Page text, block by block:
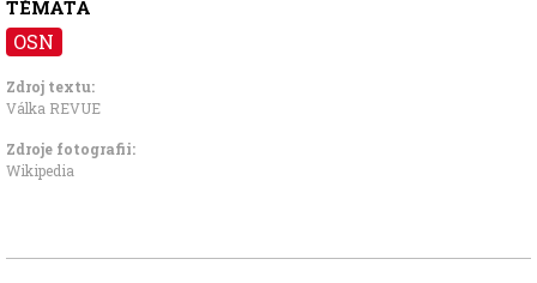
TÉMATA
OSN
Zdroj textu:
Válka REVUE
Zdroje fotografii:
Wikipedia